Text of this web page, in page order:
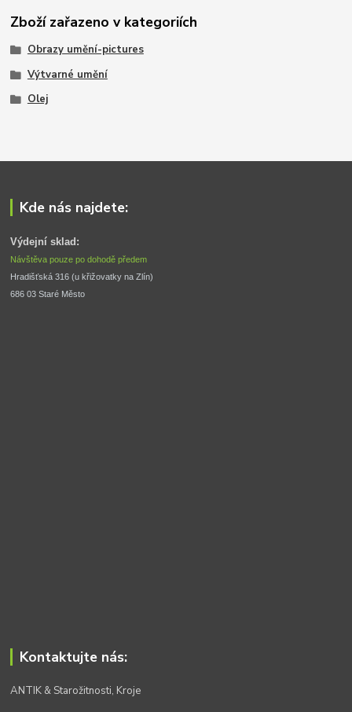
Zboží zařazeno v kategoriích
Obrazy umění-pictures
Výtvarné umění
Olej
Kde nás najdete:
Výdejní sklad:
Návštěva pouze po dohodě předem
Hradišťská 316 (u křižovatky na Zlín)
686 03 Staré Město
Kontaktujte nás:
ANTIK & Starožitnosti, Kroje